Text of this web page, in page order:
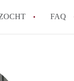
FAQ
AppartementDenBosch!